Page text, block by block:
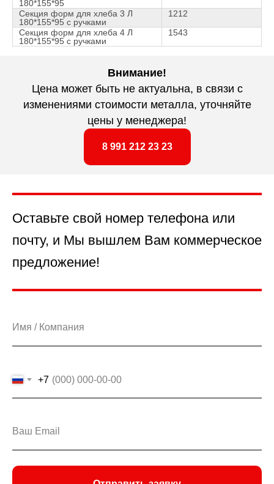
180*155*95
Секция форм для хлеба 3 Л
180*155*95 с ручками
1212
Секция форм для хлеба 4 Л
180*155*95 с ручками
1543
Внимание!
Цена может быть не актуальна, в связи с
изменениями стоимости металла, уточняйте
цены у менеджера!
8 991 212 23 23
Оставьте свой номер телефона или
почту, и Мы вышлем Вам коммерческое
предложение!
+7